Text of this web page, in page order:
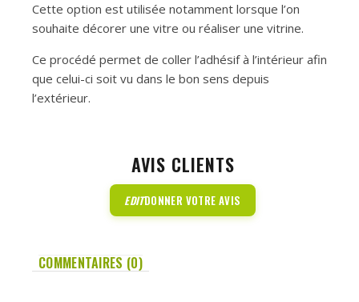
Cette option est utilisée notamment lorsque l’on
souhaite décorer une vitre ou réaliser une vitrine.
Ce procédé permet de coller l’adhésif à l’intérieur afin
que celui-ci soit vu dans le bon sens depuis
l’extérieur.
AVIS CLIENTS
EDITDONNER VOTRE AVIS
COMMENTAIRES (0)